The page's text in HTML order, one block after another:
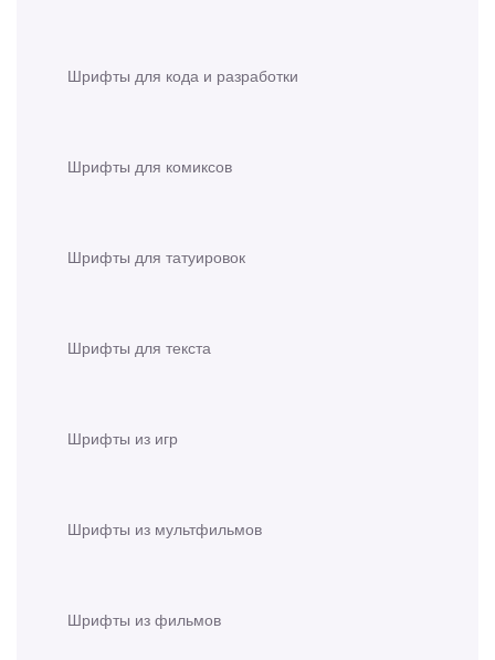
Шрифты для кода и разработки
Шрифты для комиксов
Шрифты для татуировок
Шрифты для текста
Шрифты из игр
Шрифты из мультфильмов
Шрифты из фильмов